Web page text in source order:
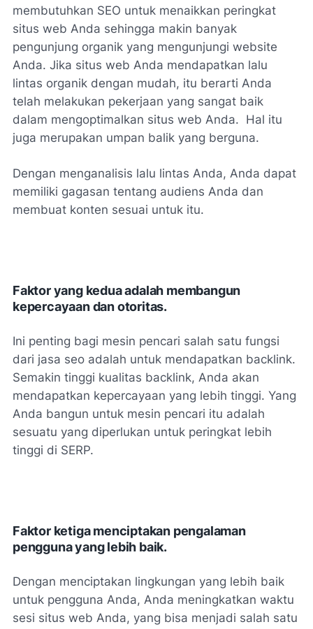
membutuhkan SEO untuk menaikkan peringkat
situs web Anda sehingga makin banyak
pengunjung organik yang mengunjungi website
Anda. Jika situs web Anda mendapatkan lalu
lintas organik dengan mudah, itu berarti Anda
telah melakukan pekerjaan yang sangat baik
dalam mengoptimalkan situs web Anda. Hal itu
juga merupakan umpan balik yang berguna.
Dengan menganalisis lalu lintas Anda, Anda dapat
memiliki gagasan tentang audiens Anda dan
membuat konten sesuai untuk itu.
Faktor yang kedua adalah membangun
kepercayaan dan otoritas.
Ini penting bagi mesin pencari salah satu fungsi
dari jasa seo adalah untuk mendapatkan backlink.
Semakin tinggi kualitas backlink, Anda akan
mendapatkan kepercayaan yang lebih tinggi. Yang
Anda bangun untuk mesin pencari itu adalah
sesuatu yang diperlukan untuk peringkat lebih
tinggi di SERP.
Faktor ketiga menciptakan pengalaman
pengguna yang lebih baik.
Dengan menciptakan lingkungan yang lebih baik
untuk pengguna Anda, Anda meningkatkan waktu
sesi situs web Anda, yang bisa menjadi salah satu